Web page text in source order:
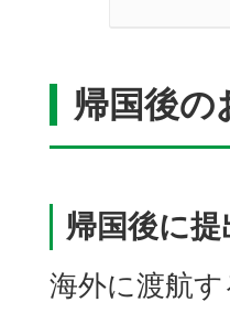
帰国後の
帰国後に
海外に渡航